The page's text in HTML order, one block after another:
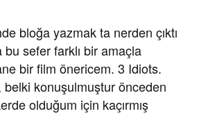
bloğa yazmak ta nerden çıktı
sefer farklı bir amaçla
bir film önericem. 3 Idiots.
belki konuşulmuştur önceden
olduğum için kaçırmış